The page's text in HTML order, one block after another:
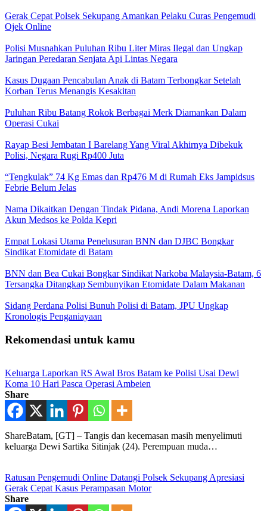
Gerak Cepat Polsek Sekupang Amankan Pelaku Curas Pengemudi
Ojek Online
Polisi Musnahkan Puluhan Ribu Liter Miras Ilegal dan Ungkap
Jaringan Peredaran Senjata Api Lintas Negara
Kasus Dugaan Pencabulan Anak di Batam Terbongkar Setelah
Korban Terus Menangis Kesakitan
Puluhan Ribu Batang Rokok Berbagai Merk Diamankan Dalam
Operasi Cukai
Rayap Besi Jembatan I Barelang Yang Viral Akhirnya Dibekuk
Polisi, Negara Rugi Rp400 Juta
“Tengkulak” 74 Kg Emas dan Rp476 M di Rumah Eks Jampidsus
Febrie Belum Jelas
Nama Dikaitkan Dengan Tindak Pidana, Andi Morena Laporkan
Akun Medsos ke Polda Kepri
Empat Lokasi Utama Penelusuran BNN dan DJBC Bongkar
Sindikat Etomidate di Batam
BNN dan Bea Cukai Bongkar Sindikat Narkoba Malaysia-Batam, 6
Tersangka Ditangkap Sembunyikan Etomidate Dalam Makanan
Sidang Perdana Polisi Bunuh Polisi di Batam, JPU Ungkap
Kronologis Penganiayaan
Rekomendasi untuk kamu
Keluarga Laporkan RS Awal Bros Batam ke Polisi Usai Dewi
Koma 10 Hari Pasca Operasi Ambeien
Share
ShareBatam, [GT] – Tangis dan kecemasan masih menyelimuti
keluarga Dewi Sartika Sitinjak (24). Perempuan muda…
Ratusan Pengemudi Online Datangi Polsek Sekupang Apresiasi
Gerak Cepat Kasus Perampasan Motor
Share